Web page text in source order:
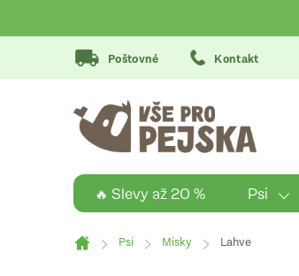
na
Poštovné Kontakt
🔥 Slevy až 20 % Psi
Domů
Psi Misky Lahve